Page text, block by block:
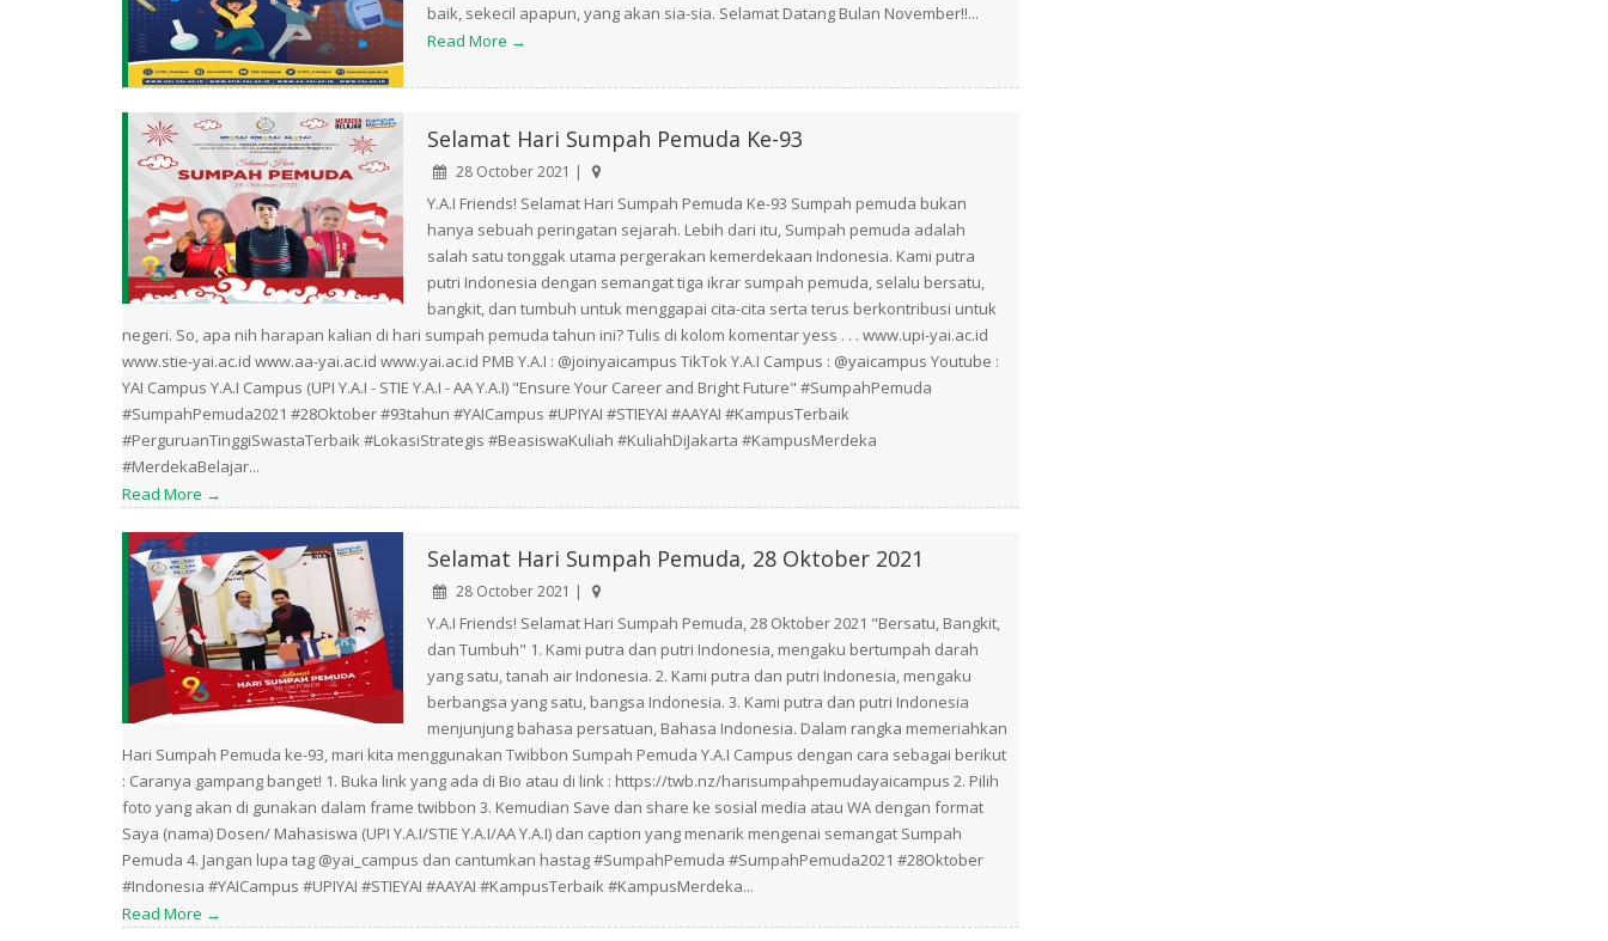
baik, sekecil apapun, yang akan sia-sia. Selamat Datang Bulan November!!...
Read More →
Selamat Hari Sumpah Pemuda Ke-93
28 October 2021 |
Y.A.I Friends! Selamat Hari Sumpah Pemuda Ke-93 Sumpah pemuda bukan
hanya sebuah peringatan sejarah. Lebih dari itu, Sumpah pemuda adalah
salah satu tonggak utama pergerakan kemerdekaan Indonesia. Kami putra
putri Indonesia dengan semangat tiga ikrar sumpah pemuda, selalu bersatu,
bangkit, dan tumbuh untuk menggapai cita-cita serta terus berkontribusi untuk
negeri. So, apa nih harapan kalian di hari sumpah pemuda tahun ini? Tulis di kolom komentar yess . . . www.upi-yai.ac.id
www.stie-yai.ac.id www.aa-yai.ac.id www.yai.ac.id PMB Y.A.I : @joinyaicampus TikTok Y.A.I Campus : @yaicampus Youtube :
YAI Campus Y.A.I Campus (UPI Y.A.I - STIE Y.A.I - AA Y.A.I) "Ensure Your Career and Bright Future" #SumpahPemuda
#SumpahPemuda2021 #28Oktober #93tahun #YAICampus #UPIYAI #STIEYAI #AAYAI #KampusTerbaik
#PerguruanTinggiSwastaTerbaik #LokasiStrategis #BeasiswaKuliah #KuliahDiJakarta #KampusMerdeka
#MerdekaBelajar...
Read More →
Selamat Hari Sumpah Pemuda, 28 Oktober 2021
28 October 2021 |
Y.A.I Friends! Selamat Hari Sumpah Pemuda, 28 Oktober 2021 "Bersatu, Bangkit,
dan Tumbuh" 1. Kami putra dan putri Indonesia, mengaku bertumpah darah
yang satu, tanah air Indonesia. 2. Kami putra dan putri Indonesia, mengaku
berbangsa yang satu, bangsa Indonesia. 3. Kami putra dan putri Indonesia
menjunjung bahasa persatuan, Bahasa Indonesia. Dalam rangka memeriahkan
Hari Sumpah Pemuda ke-93, mari kita menggunakan Twibbon Sumpah Pemuda Y.A.I Campus dengan cara sebagai berikut
: Caranya gampang banget! 1. Buka link yang ada di Bio atau di link : https://twb.nz/harisumpahpemudayaicampus 2. Pilih
foto yang akan di gunakan dalam frame twibbon 3. Kemudian Save dan share ke sosial media atau WA dengan format
Saya (nama) Dosen/ Mahasiswa (UPI Y.A.I/STIE Y.A.I/AA Y.A.I) dan caption yang menarik mengenai semangat Sumpah
Pemuda 4. Jangan lupa tag @yai_campus dan cantumkan hastag #SumpahPemuda #SumpahPemuda2021 #28Oktober
#Indonesia #YAICampus #UPIYAI #STIEYAI #AAYAI #KampusTerbaik #KampusMerdeka...
Read More →